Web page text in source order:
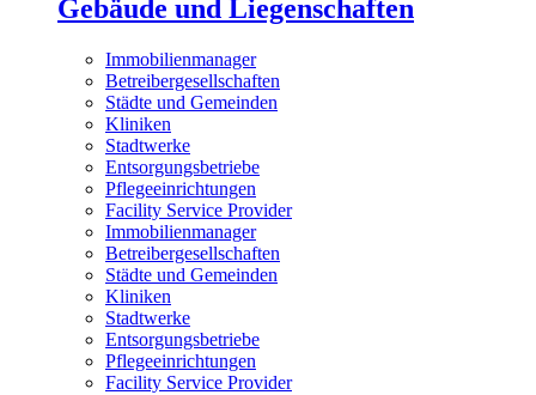
Gebäude und Liegenschaften
Immobilienmanager
Betreibergesellschaften
Städte und Gemeinden
Kliniken
Stadtwerke
Entsorgungsbetriebe
Pflegeeinrichtungen
Facility Service Provider
Immobilienmanager
Betreibergesellschaften
Städte und Gemeinden
Kliniken
Stadtwerke
Entsorgungsbetriebe
Pflegeeinrichtungen
Facility Service Provider